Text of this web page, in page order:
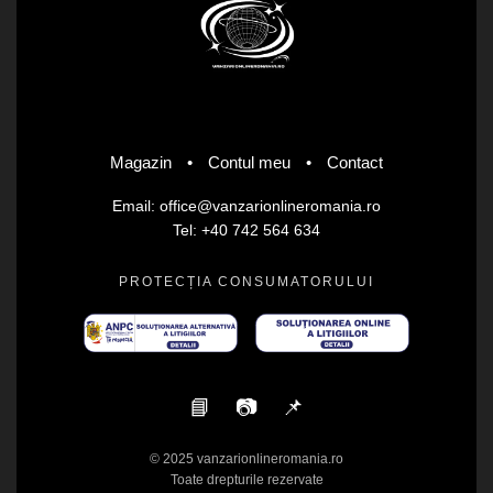
Magazin • Contul meu • Contact
Email: office@vanzarionlineromania.ro
Tel: +40 742 564 634
PROTECȚIA CONSUMATORULUI
📘 📷 📌
© 2025 vanzarionlineromania.ro
Toate drepturile rezervate